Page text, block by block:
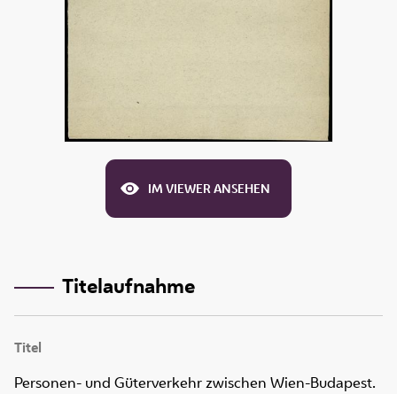
IM VIEWER ANSEHEN
Titelaufnahme
Titel
Personen- und Güterverkehr zwischen Wien-Budapest.